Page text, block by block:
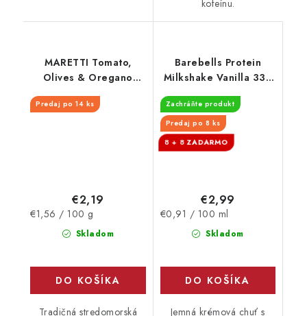
kofeínu.
MARETTI Tomato,
Olives & Oregano
Predaj po 14 ks
Skladom
€2,19
Jednotková
€1,56 / 100 g
DO KOŠÍKA
Tradičná stredomorská
Barebells Protein
Milkshake Vanilla 330
30.9.2026
Zachráňte produkt
Predaj po 8 ks
8 + 8
Skladom
€2,99
Jednotková
€0,91 / 100 ml
DO KOŠÍKA
Jemná krémová chuť s